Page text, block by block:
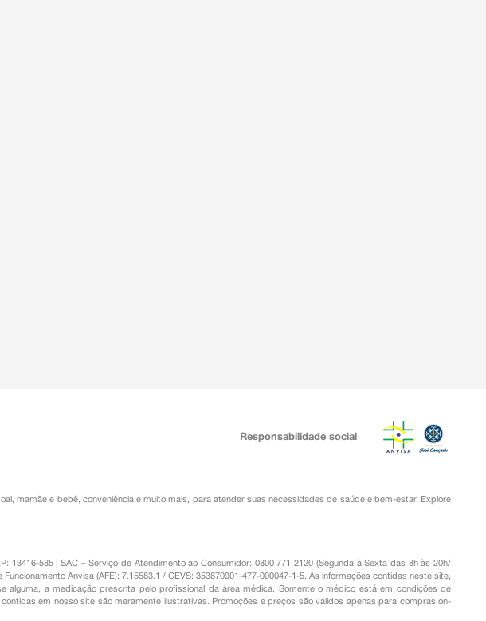
Responsabilidade social
,mamãe e bebê, conveniênciae muito mais, para atender suas necessidades de saúde e bem-estar. Explore
13416-585 | SAC – Serviço de Atendimento ao Consumidor: 0800 771 2120 (Segunda à Sexta das 8h às 20h/
Anvisa (AFE): 7.15583.1 / CEVS: 353870901-477-000047-1-5. As informações contidas neste site,
a medicação prescrita pelo profissional da área médica. Somente o médico está em condições de
em nosso site são meramente ilustrativas. Promoções e preços são válidos apenas para compras on-